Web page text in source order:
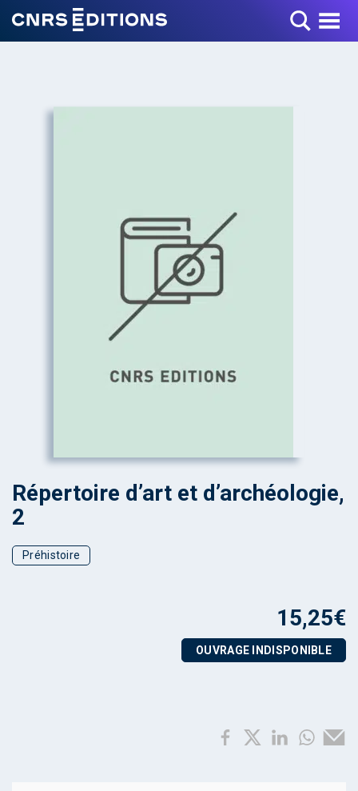
Toggle Menu
Répertoire d’art et d’archéologie,
2
Préhistoire
15,25€
OUVRAGE INDISPONIBLE